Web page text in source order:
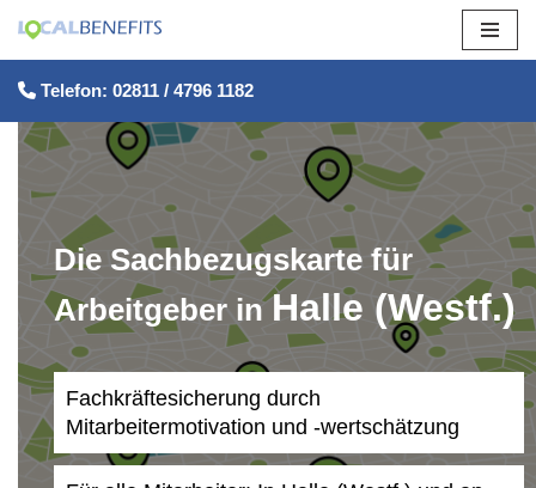
Zum
Inhalt
springen
Telefon: 02811 / 4796 1182
Die Sachbezugskarte für
Arbeitgeber inHalle (Westf.)
Fachkräftesicherung durch
Mitarbeitermotivation und -wertschätzung